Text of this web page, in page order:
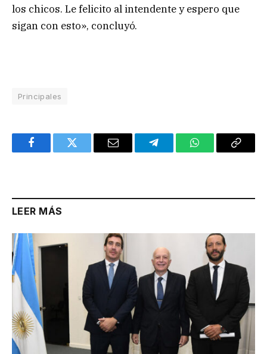
los chicos. Le felicito al intendente y espero que
sigan con esto», concluyó.
Principales
FacebookTwitter Email TelegramWhatsAppCopy
LEER MÁS